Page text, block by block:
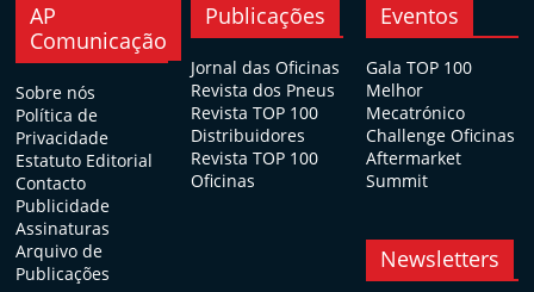
AP
Comunicação
Sobre nós
Política de
Privacidade
Estatuto Editorial
Contacto
Publicidade
Assinaturas
Arquivo de
Publicações
Publicações
Jornal das Oficinas
Revista dos Pneus
Revista TOP 100
Distribuidores
Revista TOP 100
Oficinas
Eventos
Gala TOP 100
Melhor
Mecatrónico
Challenge Oficinas
Aftermarket
Summit
Newsletters